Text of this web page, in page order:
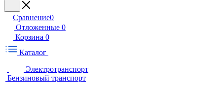
Сравнение0
Отложенные 0
Корзина 0
Каталог
Электротранспорт
Бензиновый транспорт